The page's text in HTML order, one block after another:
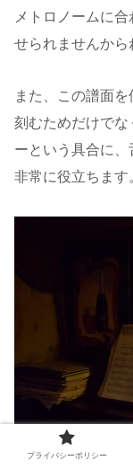
メトロノームに
せられませんから
また、この譜面
刻むためだけでな
ーという具合に、
非常に役立ちます
プライバシーポリシー